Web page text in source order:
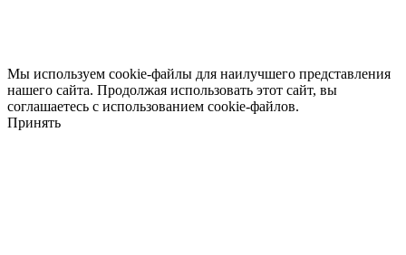
Мы используем cookie-файлы для наилучшего представления
нашего сайта. Продолжая использовать этот сайт, вы
соглашаетесь с использованием cookie-файлов.
Принять